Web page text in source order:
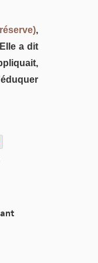
,
a dit